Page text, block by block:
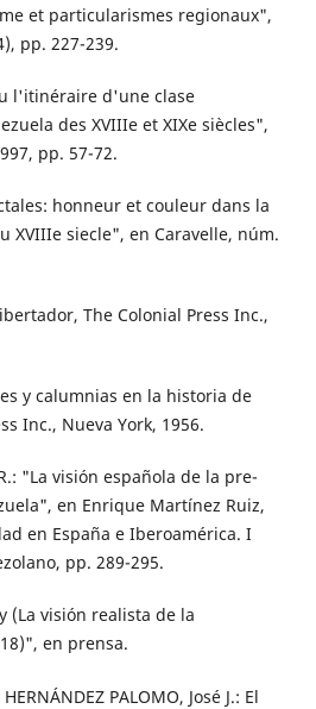
et particularismes regionaux",
pp. 227-239.
l'itinéraire d'une clase
des XVIIIe et XIXe siècles",
pp. 57-72.
honneur et couleur dans la
XVIIIe siecle", en Caravelle, núm.
The Colonial Press Inc.,
y calumnias en la historia de
Inc., Nueva York, 1956.
"La visión española de la pre-
en Enrique Martínez Ruiz,
en España e Iberoamérica. I
pp. 289-295.
(La visión realista de la
en prensa.
PALOMO, José J.: El